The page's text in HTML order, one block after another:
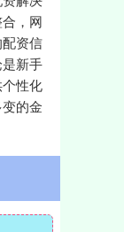
，网
资信
新手
性化
的金